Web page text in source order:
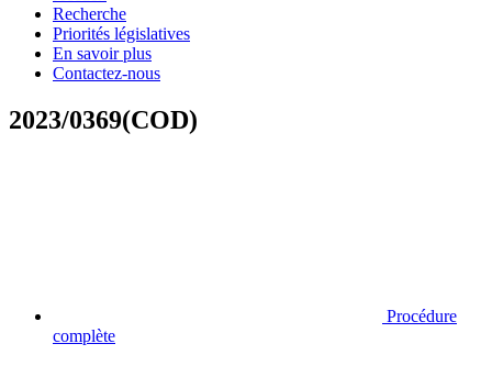
Recherche
Priorités législatives
En savoir plus
Contactez-nous
2023/0369(COD)
Procédure
complète